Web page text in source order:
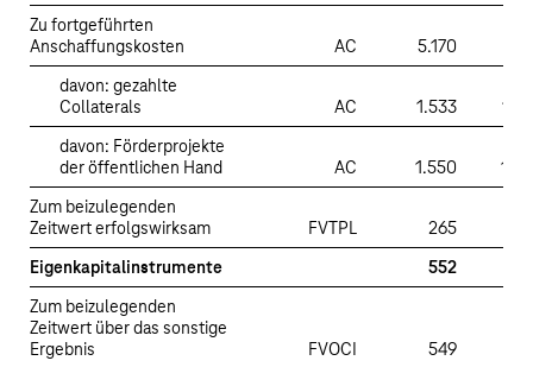
Zu fortgeführten
Anschaffungskosten
AC 5.170
davon: gezahlte
Collaterals
AC 1.533
davon: Förderprojekte
der öffentlichen Hand
AC 1.550
Zum beizulegenden
Zeitwert erfolgswirksam
FVTPL 265
Eigenkapitalinstrumente 552
Zum beizulegenden
Zeitwert über das sonstige
Ergebnis
FVOCI 549